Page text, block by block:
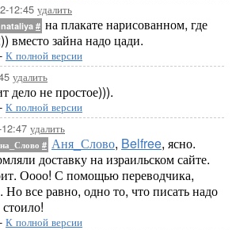
12:45 удалить
# на плакате нарисованном, где
вместо зайна надо цади.
- К полной версии
удалить
дело не простое))).
- К полной версии
удалить
# Аня_Слово, Belfree, ясно.
доставку на израильском сайте.
Оооо! С помощью переводчика,
Но все равно, одно то, что писать надо
- К полной версии